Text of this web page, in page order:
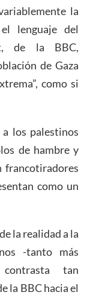
la
lenguaje del
de la BBC,
de Gaza
como si
los palestinos
de hambre y
francotiradores
como un
la realidad a la
-tanto más
tan
la BBC hacia el